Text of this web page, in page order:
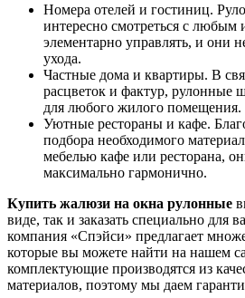
Номера отелей и гостиниц.
интересно смотреться с любым
элементарно управлять, и они
ухода.
Частные дома и квартиры. В
расцветок и фактур, рулонные
для любого жилого помещения.
Уютные рестораны и кафе.
подбора необходимого
мебелью кафе или ресторана,
максимально гармонично.
Купить жалюзи на окна рулонные
виде, так и заказать специально для
компания «Спэйси» предлагает
которые вы можете найти на нашем
комплектующие производятся из
материалов, поэтому мы даем